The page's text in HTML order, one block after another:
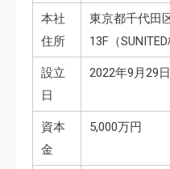
本社
住所
東京都千代田
13F（
設立
日
2022年9月29日
資本
金
5,000万円